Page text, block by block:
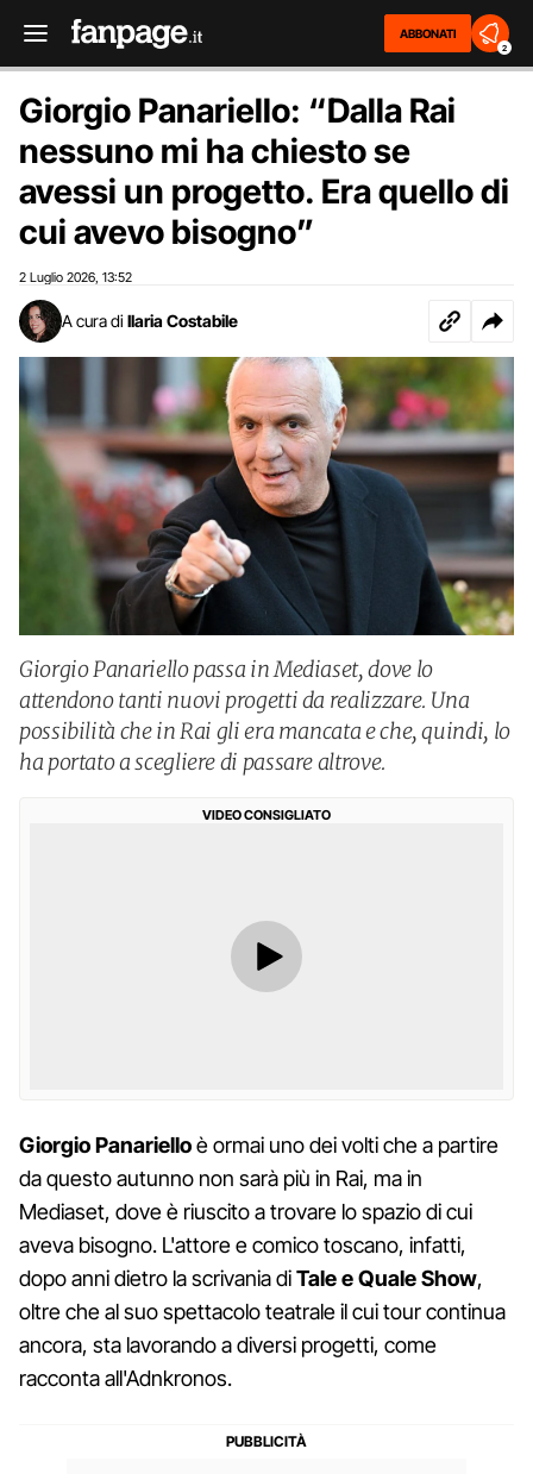
ABBONATI
2
Giorgio Panariello: “Dalla Rai
nessuno mi ha chiesto se
avessi un progetto. Era quello di
cui avevo bisogno”
2 Luglio 2026 13:52
A cura di Ilaria Costabile
Giorgio Panariello passa in Mediaset, dove lo
attendono tanti nuovi progetti da realizzare. Una
possibilità che in Rai gli era mancata e che, quindi, lo
ha portato a scegliere di passare altrove.
VIDEO CONSIGLIATO
Giorgio Panarielloè ormai uno dei volti che a partire
da questo autunno non sarà più in Rai, ma in
Mediaset, dove è riuscito a trovare lo spazio di cui
aveva bisogno. L'attore e comico toscano, infatti,
dopo anni dietro la scrivania diTale e Quale Show,
oltre che al suo spettacolo teatrale il cui tour continua
ancora, sta lavorando a diversi progetti, come
racconta all'Adnkronos.